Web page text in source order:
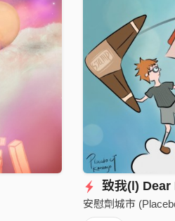
致我(Ⅰ) Dear
安慰劑城市